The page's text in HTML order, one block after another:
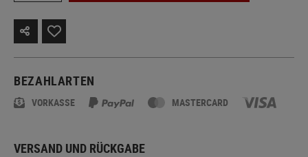
BEZAHLARTEN
VORKASSE MASTERCARD
VERSAND UND RÜCKGABE